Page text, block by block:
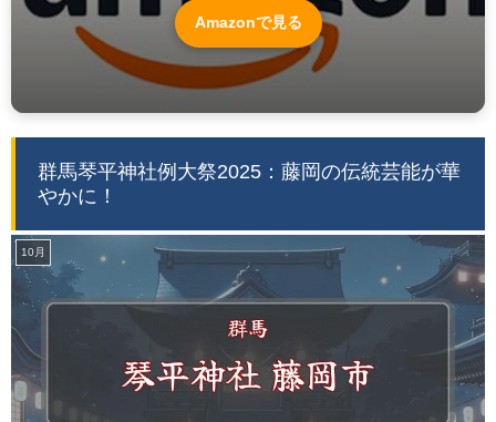
Amazonで見る
群馬琴平神社例大祭2025：藤岡の伝統芸能が華
やかに！
10月